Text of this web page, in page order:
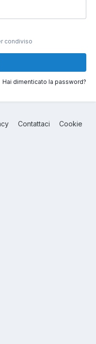
condiviso
Hai dimenticato la password?
Contattaci Cookie